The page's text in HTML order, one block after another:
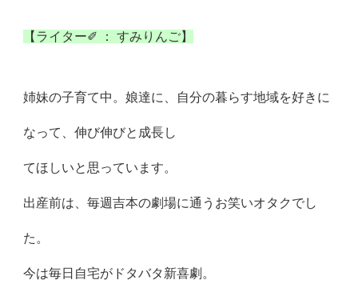
【ライター✐ ： すみりんご】
姉妹の子育て中。娘達に、自分の暮らす地域を好きに
なって、伸び伸びと成長し
てほしいと思っています。
出産前は、毎週吉本の劇場に通うお笑いオタクでし
た。
今は毎日自宅がドタバタ新喜劇。